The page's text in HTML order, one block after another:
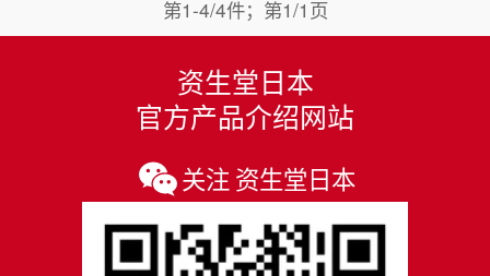
第1-4/4件；第1/1页
资生堂日本
官方产品介绍网站
关注 资生堂日本